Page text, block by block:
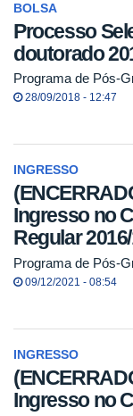
BOLSA
Processo
doutorado
Programa de Pós-
28/09/2018 - 12:47
INGRESSO
Ingresso no
Regular
Programa de Pós-
09/12/2021 - 08:54
INGRESSO
Ingresso no